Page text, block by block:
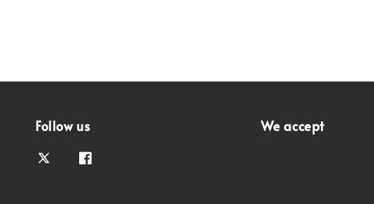
Follow us We accept